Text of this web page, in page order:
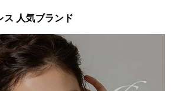
ス 人気ブランド